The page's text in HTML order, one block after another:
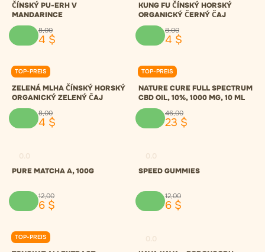
ČÍNSKÝ PU-ERH V
MANDARINCE
8,00
4 $
KUNG FU ČÍNSKÝ HORSKÝ
ORGANICKÝ ČERNÝ ČAJ
8,00
4 $
TOP-PREIS
0.0
ZELENÁ MLHA ČÍNSKÝ HORSKÝ
ORGANICKÝ ZELENÝ ČAJ
8,00
4 $
TOP-PREIS
0.0
NATURE CURE FULL SPECTRUM
CBD OIL, 10%, 1000 MG, 10 ML
46,00
23 $
PURE MATCHA A, 100G
12,00
6 $
SPEED GUMMIES
12,00
6 $
TOP-PREIS
0.0